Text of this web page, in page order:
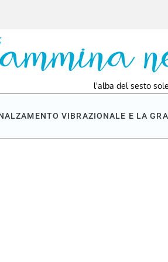
l'alba del sesto sole
VIBRAZIONALE E LA